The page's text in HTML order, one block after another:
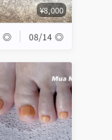
¥8,000
◎ 08/14 ◎